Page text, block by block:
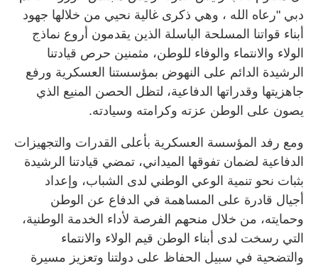
دبي "رعاه الله ، وهي ذكرى غالية نحيي من خلالها جهود
أبناء قواتنا المسلحة الباسلة الذين يقدمون أروع نماذج
الولاء والانتماء والوفاء للوطن، مثمنين حرص قيادتنا
الرشيدة الدائم على النهوض بمؤسستنا العسكرية ورفع
جاهزيتها وقدراتها الدفاعية، لتظل الحصن المنيع الذي
يصون على الوطن عزته وكرامته وسيادته.
ومع رفد المؤسسة العسكرية بأعلى القدرات والتجهيزات
الدفاعية لضمان تفوقها الميداني، تمضي قيادتنا الرشيدة
بثبات نحو تنمية الوعي الوطني لدى الشباب، وإعداد
أجيال قادرة على المساهمة في الدفاع عن الوطن
وحمايته، من خلال منحهم الفرصة لأداء الخدمة الوطنية،
التي رسخت لدى أبناء الوطن قيم الولاء والانتماء
والتضحية في سبيل الحفاظ على دولتنا وتعزيز مسيرة